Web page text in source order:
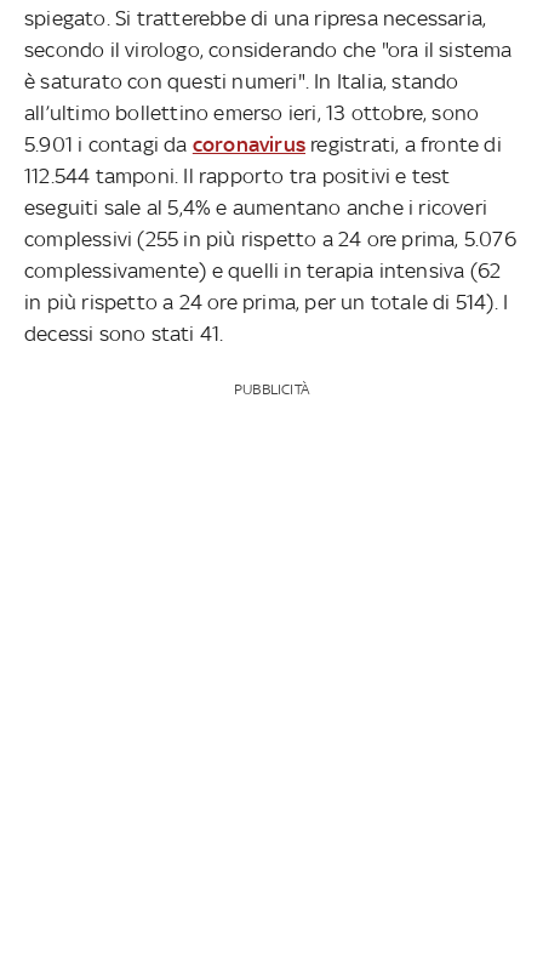
spiegato. Si tratterebbe di una ripresa necessaria,
secondo il virologo, considerando che "ora il sistema
è saturato con questi numeri". In Italia, stando
all’ultimo bollettino emerso ieri, 13 ottobre, sono
5.901 i contagi da coronavirus registrati, a fronte di
112.544 tamponi. Il rapporto tra positivi e test
eseguiti sale al 5,4% e aumentano anche i ricoveri
complessivi (255 in più rispetto a 24 ore prima, 5.076
complessivamente) e quelli in terapia intensiva (62
in più rispetto a 24 ore prima, per un totale di 514). I
decessi sono stati 41.
PUBBLICITÀ